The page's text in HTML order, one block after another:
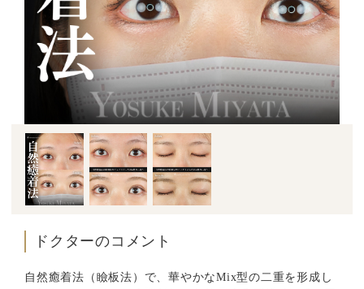
ドクターのコメント
自然癒着法（瞼板法）で、華やかなMix型の二重を形成し